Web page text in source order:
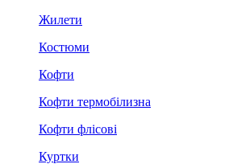
Жилети
Костюми
Кофти
Кофти термобілизна
Кофти флісові
Куртки